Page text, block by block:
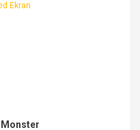
Monster